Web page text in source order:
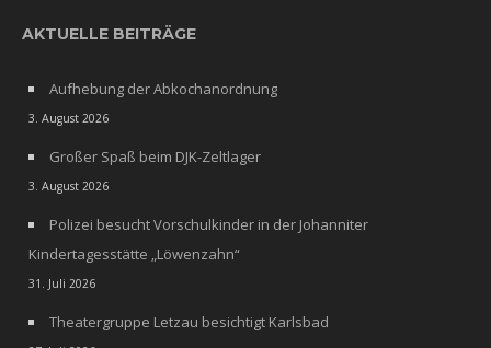
AKTUELLE BEITRÄGE
Aufhebung der Abkochanordnung
3. August 2026
Großer Spaß beim DJK-Zeltlager
3. August 2026
Polizei besucht Vorschulkinder in der Johanniter
Kindertagesstätte „Löwenzahn“
31. Juli 2026
Theatergruppe Letzau besichtigt Karlsbad